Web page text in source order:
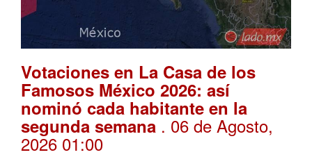
Votaciones en La Casa de los
Famosos México 2026: así
nominó cada habitante en la
segunda semana . 06 de Agosto,
2026 01:00